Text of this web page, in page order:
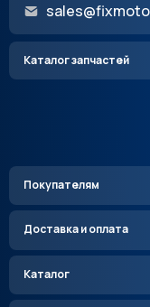
Каталог запчастей
Покупателям
Доставка и оплата
Каталог